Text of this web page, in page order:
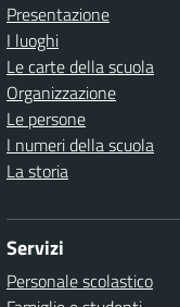
Presentazione
I luoghi
Le carte della scuola
Organizzazione
Le persone
I numeri della scuola
La storia
Servizi
Personale scolastico